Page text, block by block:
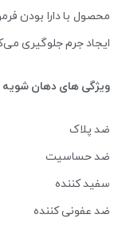
محصول با دارا بودن
ایجاد جرم جلوگیری
ویژگی های دهان
ضد پلاک
ضد حساسیت
سفید کننده
ضد عفونی کننده